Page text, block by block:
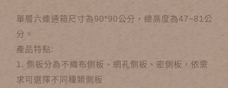
單層六連通箱尺寸為90*90公分，總高度為47~81公
分。
產品特點:
1. 側板分為不織布側板、網孔側板、密側板，依需
求可選擇不同種類側板